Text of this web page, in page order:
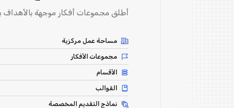
أطلق مجموعات أفكار موجهة بالأهداف
مساحة عمل مركزية
مجموعات الأفكار
الأقسام
القوالب
نماذج التقديم المخصصة